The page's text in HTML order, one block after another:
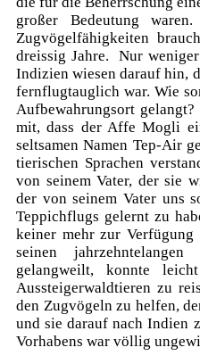
großer Bedeutung
Zugvögelfähigkeiten
dreissig Jahre. Nur
Indizien wiesen darauf hin,
fernflugtauglich war. Wie
Aufbewahrungsort
mit, dass der Affe Mogli
seltsamen Namen Tep-Air
tierischen Sprachen
von seinem Vater, der sie
der von seinem Vater uns
Teppichflugs gelernt zu
keiner mehr zur
seinen
gelangweilt, konnte
Aussteigerwaldtieren zu
den Zugvögeln zu helfen,
und sie darauf nach Indien
Vorhabens war völlig